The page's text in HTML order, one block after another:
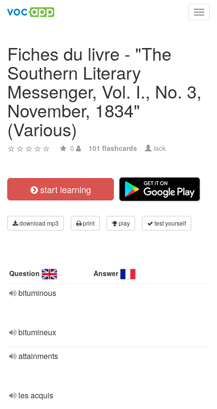
Fiches du livre - "The
Southern Literary
Messenger, Vol. I., No. 3,
November, 1834"
(Various)
0 101 flashcards lack
start learning
download mp3 print play test yourself
Question Answer
bituminous
bitumineux
attainments
les acquis